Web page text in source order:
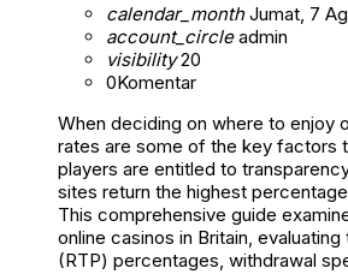
calendar_monthJumat, 7
account_circleadmin
visibility20
0Komentar
When deciding on where to enjoy
rates are some of the key factors
players are entitled to
sites return the highest
This comprehensive guide
online casinos in Britain,
(RTP) percentages, withdrawal